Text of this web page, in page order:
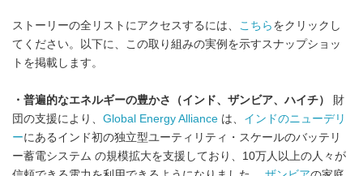
ストーリーの全リストにアクセスするには、 こちら をクリックし
てください。以下に、この取り組みの実例を示すスナップショッ
トを掲載します。
・普遍的なエネルギーの豊かさ（インド、ザンビア、ハイチ）
財
団の支援により、 Global Energy Alliance は、 インドのニューデリ
ーにあるインド初の独立型ユーティリティ・スケールのバッテリ
ー蓄電システム の規模拡大を支援しており、10万人以上の人々が